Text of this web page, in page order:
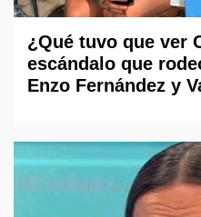
¿Qué tuvo que ver
escándalo que
Enzo Fernández y